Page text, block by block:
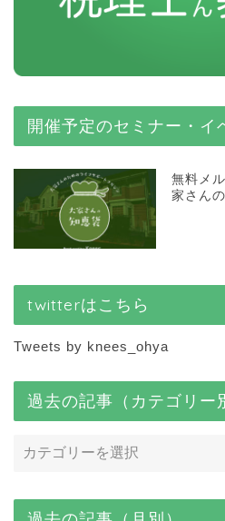
開催予定のセミナー・イ
無料メ
家さん
twitterはこちら
Tweets by knees_ohya
過去の記事（カテゴリー